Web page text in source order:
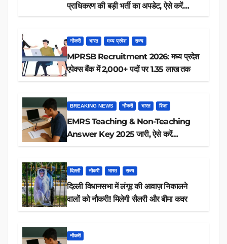
प्राधिकरण की बड़ी भर्ती का अपडेट, ऐसे करें
नौकरी भारत मध्य प्रदेश राज्य
MPRSB Recruitment 2026: मध्य प्रदेश
एपेक्स बैंक में 2,000+ पदों पर 1.35 लाख तक
BREAKING NEWS नौकरी भारत शिक्षा
EMRS Teaching & Non-Teaching
Answer Key 2025 जारी, ऐसे करें
दिल्ली नौकरी भारत राज्य
दिल्ली विधानसभा में लंगूर की आवाज़ निकालने
वालों को नौकरी! मिलेगी सैलरी और बीमा कवर
नौकरी